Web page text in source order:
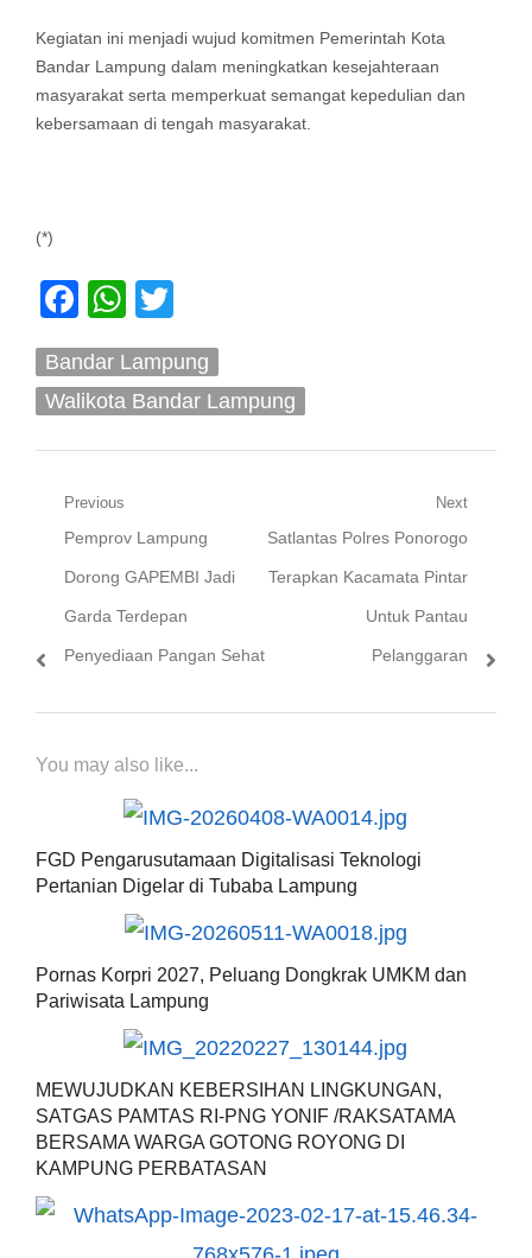
Kegiatan ini menjadi wujud komitmen Pemerintah Kota
Bandar Lampung dalam meningkatkan kesejahteraan
masyarakat serta memperkuat semangat kepedulian dan
kebersamaan di tengah masyarakat.
(*)
Facebook
WhatsApp
Bandar Lampung
Walikota Bandar Lampung
Navigasi
pos
Previous
Previous
post:
Pemprov Lampung
Dorong GAPEMBI Jadi
Garda Terdepan
Penyediaan Pangan Sehat
Next
Next
post:
Satlantas Polres Ponorogo
Terapkan Kacamata Pintar
Untuk Pantau
Pelanggaran
You may also like...
FGD Pengarusutamaan Digitalisasi Teknologi
Pertanian Digelar di Tubaba Lampung
Pornas Korpri 2027, Peluang Dongkrak UMKM dan
Pariwisata Lampung
MEWUJUDKAN KEBERSIHAN LINGKUNGAN,
SATGAS PAMTAS RI-PNG YONIF /RAKSATAMA
BERSAMA WARGA GOTONG ROYONG DI
KAMPUNG PERBATASAN